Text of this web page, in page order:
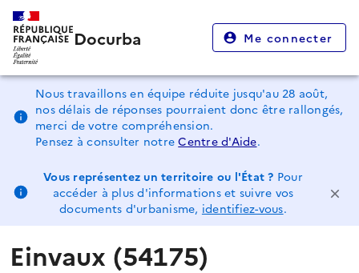
Docurba Me connecter
Nous travaillons en équipe réduite jusqu'au 28 août,
nos délais de réponses pourraient donc être rallongés,
merci de votre compréhension.
Pensez à consulter notreCentre d'Aide.
Vous représentez un territoire ou l'État ? Pour
accéder à plus d'informations et suivre vos
documents d'urbanisme, identifiez-vous.
Einvaux (54175)